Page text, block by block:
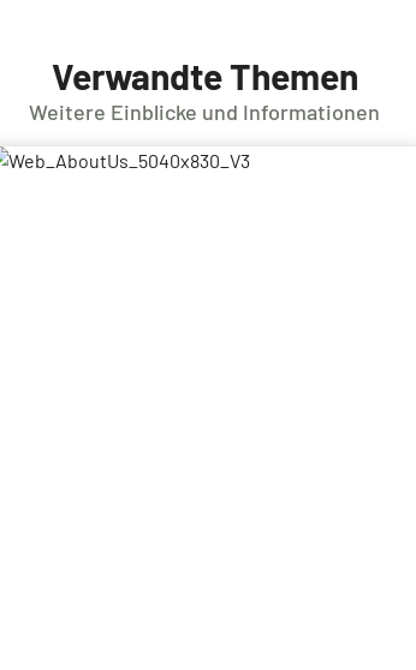
Verwandte Themen
Weitere Einblicke und Informationen